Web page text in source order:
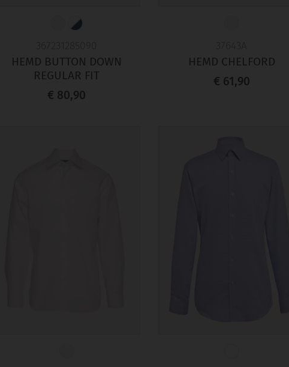
HEMD BUTTON DOWN
REGULAR FIT
€ 80,90
HEMD CHELFORD
€ 61,90